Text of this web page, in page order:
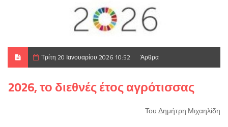
Τρίτη 20 Ιανουαρίου 2026 10:52 Άρθρα
2026, το διεθνές έτος αγρότισσας
Του Δημήτρη Μιχαηλίδη